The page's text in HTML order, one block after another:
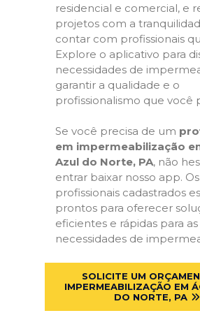
residencial e comercial, e
projetos com a
contar com profissionais
Explore o aplicativo para
necessidades de
garantir a qualidade e o
profissionalismo que você
Se você precisa de um
em impermeabilização
Azul do Norte, PA, não
entrar baixar nosso app. Os
profissionais cadastrados
prontos para oferecer
eficientes e rápidas para as
necessidades de
SOLICITE UM
IMPERMEABILIZAÇÃO EM
DO NORTE, PA